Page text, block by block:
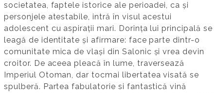
societatea, faptele istorice ale perioadei, ca și
personjele atestabile, intră în visul acestui
adolescent cu aspirații mari. Dorința lui principală se
leagă de identitate și afirmare: face parte dintr-o
comunitate mica de vlași din Salonic și vrea devin
croitor. De aceea pleacă în lume, traversează
Imperiul Otoman, dar tocmai libertatea visată se
spulberă. Partea fabulatorie si fantastică vină